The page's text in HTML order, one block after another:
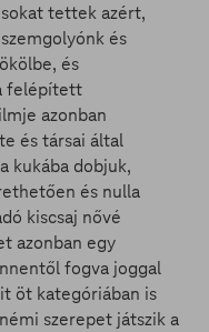
tettek azért,
és
és
felépített
azonban
és társai által
kukába dobjuk,
és nulla
kiscsaj nővé
azonban egy
fogva joggal
öt kategóriában is
szerepet játszik a